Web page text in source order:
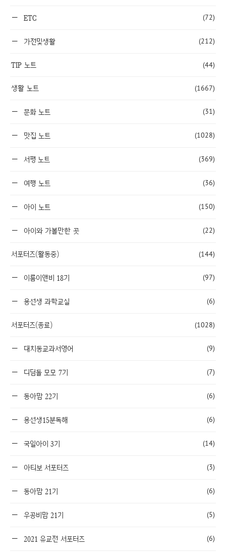
ETC (72)
가전및생활 (212)
TIP 노트 (44)
생활 노트 (1667)
문화 노트 (31)
맛집 노트 (1028)
서평 노트 (369)
여행 노트 (36)
아이 노트 (150)
아이와 가볼만한 곳 (22)
서포터즈(활동중) (144)
이룸이앤비 18기 (97)
용선생 과학교실 (6)
서포터즈(종료) (1028)
대치동교과서영어 (9)
디딤돌 모모 7기 (7)
동아맘 22기 (6)
용선생15분독해 (6)
국일아이 3기 (14)
아티보 서포터즈 (3)
동아맘 21기 (6)
우공비맘 21기 (5)
2021 유교전 서포터즈 (6)